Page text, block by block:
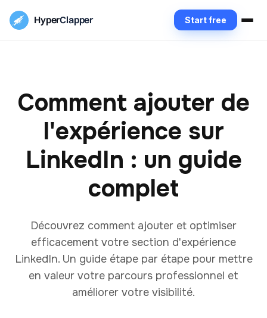
HyperClapper Start free
Comment ajouter de
l'expérience sur
LinkedIn : un guide
complet
Découvrez comment ajouter et optimiser
efficacement votre section d'expérience
LinkedIn. Un guide étape par étape pour mettre
en valeur votre parcours professionnel et
améliorer votre visibilité.